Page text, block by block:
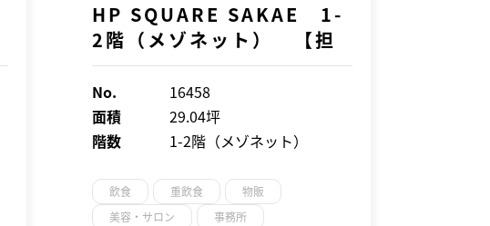
HP SQUARE SAKAE 1-
2階（メゾネット） 【担
当：松本】
No.
16458
面積
29.04坪
階数
1-2階（メゾネット）
飲食 重飲食
物販
美容・サロン
事務所